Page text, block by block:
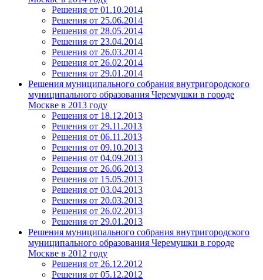
Решения от 01.10.2014
Решения от 25.06.2014
Решения от 28.05.2014
Решения от 23.04.2014
Решения от 26.03.2014
Решения от 26.02.2014
Решения от 29.01.2014
Решения муниципального собрания внутригородского
муниципального образования Черемушки в городе
Москве в 2013 году
Решения от 18.12.2013
Решения от 29.11.2013
Решения от 06.11.2013
Решения от 09.10.2013
Решения от 04.09.2013
Решения от 26.06.2013
Решения от 15.05.2013
Решения от 03.04.2013
Решения от 20.03.2013
Решения от 26.02.2013
Решения от 29.01.2013
Решения муниципального собрания внутригородского
муниципального образования Черемушки в городе
Москве в 2012 году
Решения от 26.12.2012
Решения от 05.12.2012